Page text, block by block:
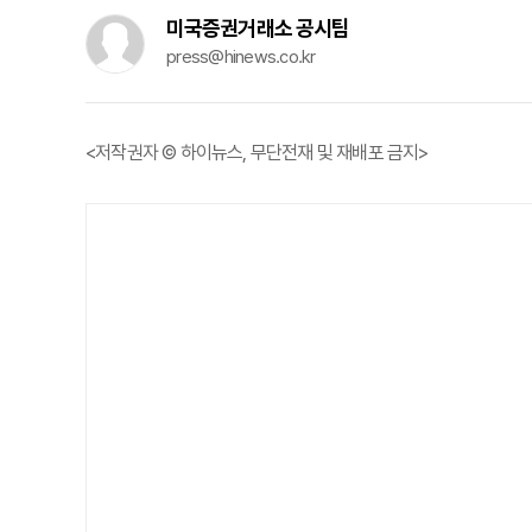
미국증권거래소 공시팀
press@hinews.co.kr
<저작권자 © 하이뉴스, 무단전재 및 재배포 금지>